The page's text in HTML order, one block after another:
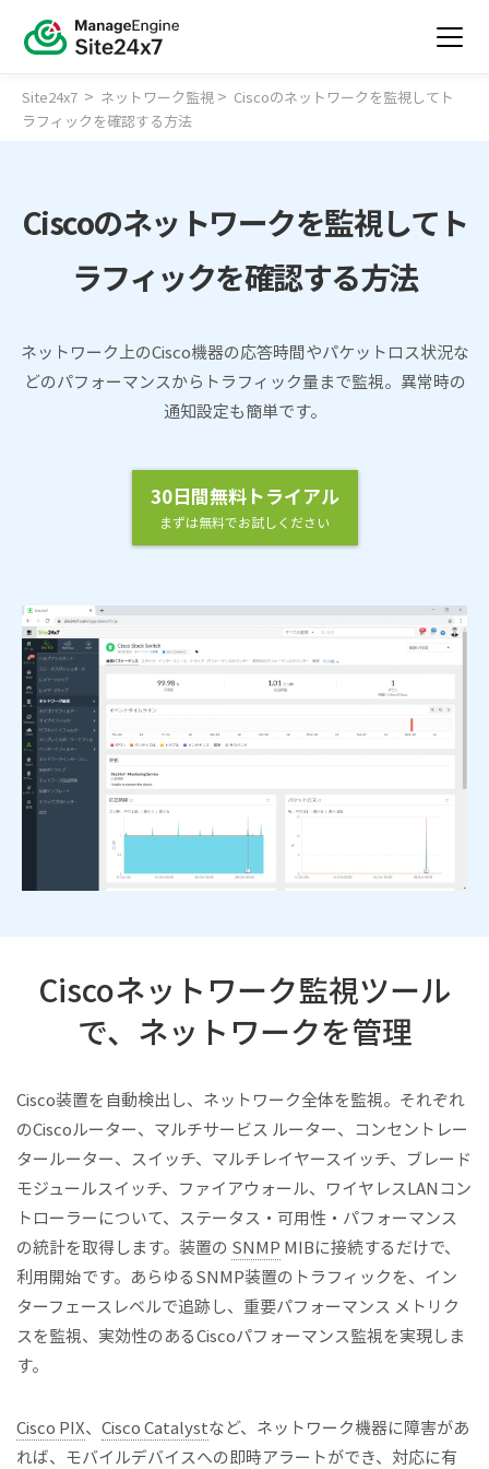
Site24x7 > ネットワーク監視 > Ciscoのネットワークを監視してト
ラフィックを確認する方法
Ciscoのネットワークを監視してト
ラフィックを確認する方法
ネットワーク上のCisco機器の応答時間やパケットロス状況な
どのパフォーマンスからトラフィック量まで監視。異常時の
通知設定も簡単です。
30日間無料トライアル
まずは無料でお試しください
Ciscoネットワーク監視ツール
で、ネットワークを管理
Cisco装置を自動検出し、ネットワーク全体を監視。それぞれ
のCiscoルーター、マルチサービス ルーター、コンセントレー
タールーター、スイッチ、マルチレイヤースイッチ、ブレード
モジュールスイッチ、ファイアウォール、ワイヤレスLANコン
トローラーについて、ステータス・可用性・パフォーマンス
の統計を取得します。装置の SNMP MIBに接続するだけで、
利用開始です。あらゆるSNMP装置のトラフィックを、イン
ターフェースレベルで追跡し、重要パフォーマンス メトリク
スを監視、実効性のあるCiscoパフォーマンス監視を実現しま
す。
Cisco PIX、 Cisco Catalystなど、ネットワーク機器に障害があ
れば、モバイルデバイスへの即時アラートができ、対応に有